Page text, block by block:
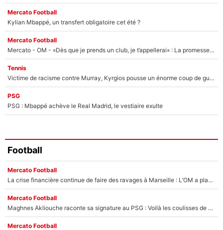
Mercato Football
Kylian Mbappé, un transfert obligatoire cet été ?
Mercato Football
Mercato - OM - «Dès que je prends un club, je t’appellerai» : La promesse de Marcelino au moment de claquer la porte
Tennis
Victime de racisme contre Murray, Kyrgios pousse un énorme coup de gueule !
PSG
PSG : Mbappé achève le Real Madrid, le vestiaire exulte
Football
Mercato Football
La crise financière continue de faire des ravages à Marseille : L’OM a placé 12 joueurs sur le marché des transferts… et ça pourrait lui rapporter près de 100M€ !
Mercato Football
Maghnes Akliouche raconte sa signature au PSG : Voilà les coulisses de son transfert de rêve à 50M€
Mercato Football